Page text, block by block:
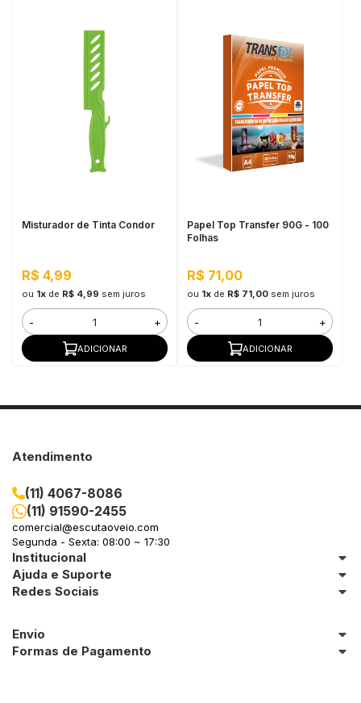
Misturador de Tinta Condor
R$ 4,99
ou 1xde R$ 4,99 sem juros
- +
ADICIONAR
Papel Top Transfer 90G - 100
Folhas
R$ 71,00
ou 1xde R$ 71,00 sem juros
- +
ADICIONAR
Atendimento
(11) 4067-8086
(11) 91590-2455
comercial@escutaoveio.com
Segunda - Sexta: 08:00 ~ 17:30
Institucional
Ajuda e Suporte
Redes Sociais
Envio
Formas de Pagamento